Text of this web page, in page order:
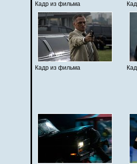
Кадр из фильма
Кадр из фильма